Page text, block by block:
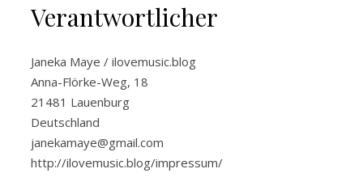
Verantwortlicher
Janeka Maye / ilovemusic.blog
Anna-Flörke-Weg, 18
21481 Lauenburg
Deutschland
janekamaye@gmail.com
http://ilovemusic.blog/impressum/